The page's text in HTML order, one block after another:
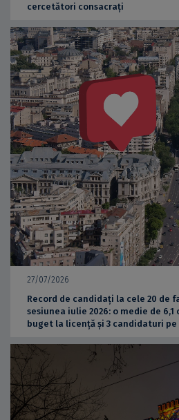
cercetători consacrați
27/07/2026
Record de candidați la cele 20 de
sesiunea iulie 2026: o medie de
buget la licență și 3 candidaturi